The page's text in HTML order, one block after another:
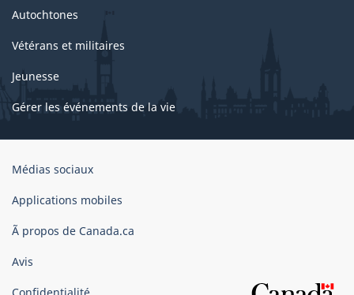
Autochtones
Vétérans et militaires
Jeunesse
Gérer les événements de la vie
Organisation
gouvernement
Canada
Médias sociaux
Applications mobiles
Ã propos de Canada.ca
Avis